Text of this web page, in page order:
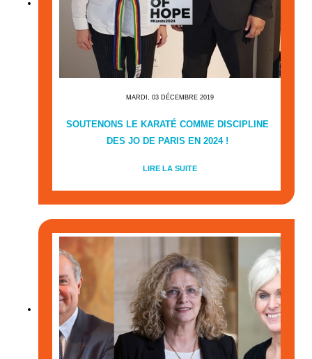
MARDI, 03 DÉCEMBRE 2019
SOUTENONS LE KARATÉ COMME DISCIPLINE
DES JO DE PARIS EN 2024 !
LIRE LA SUITE